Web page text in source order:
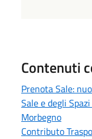
Contenuti
Prenota Sale:
Sale e degli
Morbegno
Contributo